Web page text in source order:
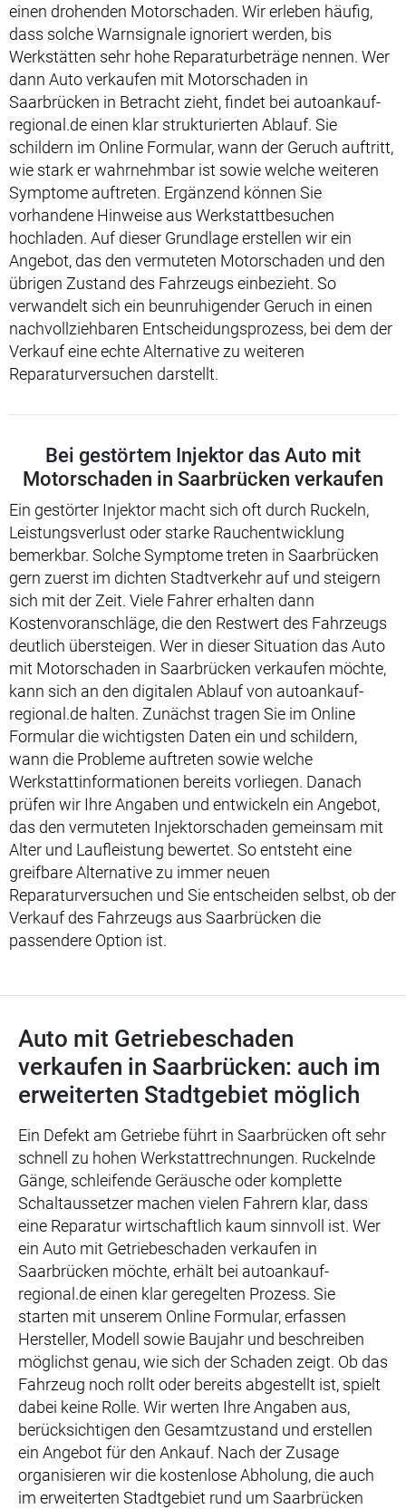
einen drohenden Motorschaden. Wir erleben häufig,
dass solche Warnsignale ignoriert werden, bis
Werkstätten sehr hohe Reparaturbeträge nennen. Wer
dann Auto verkaufen mit Motorschaden in
Saarbrücken in Betracht zieht, findet bei autoankauf-
regional.de einen klar strukturierten Ablauf. Sie
schildern im Online Formular, wann der Geruch auftritt,
wie stark er wahrnehmbar ist sowie welche weiteren
Symptome auftreten. Ergänzend können Sie
vorhandene Hinweise aus Werkstattbesuchen
hochladen. Auf dieser Grundlage erstellen wir ein
Angebot, das den vermuteten Motorschaden und den
übrigen Zustand des Fahrzeugs einbezieht. So
verwandelt sich ein beunruhigender Geruch in einen
nachvollziehbaren Entscheidungsprozess, bei dem der
Verkauf eine echte Alternative zu weiteren
Reparaturversuchen darstellt.
Bei gestörtem Injektor das Auto mit
Motorschaden in Saarbrücken verkaufen
Ein gestörter Injektor macht sich oft durch Ruckeln,
Leistungsverlust oder starke Rauchentwicklung
bemerkbar. Solche Symptome treten in Saarbrücken
gern zuerst im dichten Stadtverkehr auf und steigern
sich mit der Zeit. Viele Fahrer erhalten dann
Kostenvoranschläge, die den Restwert des Fahrzeugs
deutlich übersteigen. Wer in dieser Situation das Auto
mit Motorschaden in Saarbrücken verkaufen möchte,
kann sich an den digitalen Ablauf von autoankauf-
regional.de halten. Zunächst tragen Sie im Online
Formular die wichtigsten Daten ein und schildern,
wann die Probleme auftreten sowie welche
Werkstattinformationen bereits vorliegen. Danach
prüfen wir Ihre Angaben und entwickeln ein Angebot,
das den vermuteten Injektorschaden gemeinsam mit
Alter und Laufleistung bewertet. So entsteht eine
greifbare Alternative zu immer neuen
Reparaturversuchen und Sie entscheiden selbst, ob der
Verkauf des Fahrzeugs aus Saarbrücken die
passendere Option ist.
Auto mit Getriebeschaden
verkaufen in Saarbrücken: auch im
erweiterten Stadtgebiet möglich
Ein Defekt am Getriebe führt in Saarbrücken oft sehr
schnell zu hohen Werkstattrechnungen. Ruckelnde
Gänge, schleifende Geräusche oder komplette
Schaltaussetzer machen vielen Fahrern klar, dass
eine Reparatur wirtschaftlich kaum sinnvoll ist. Wer
ein Auto mit Getriebeschaden verkaufen in
Saarbrücken möchte, erhält bei autoankauf-
regional.de einen klar geregelten Prozess. Sie
starten mit unserem Online Formular, erfassen
Hersteller, Modell sowie Baujahr und beschreiben
möglichst genau, wie sich der Schaden zeigt. Ob das
Fahrzeug noch rollt oder bereits abgestellt ist, spielt
dabei keine Rolle. Wir werten Ihre Angaben aus,
berücksichtigen den Gesamtzustand und erstellen
ein Angebot für den Ankauf. Nach der Zusage
organisieren wir die kostenlose Abholung, die auch
im erweiterten Stadtgebiet rund um Saarbrücken